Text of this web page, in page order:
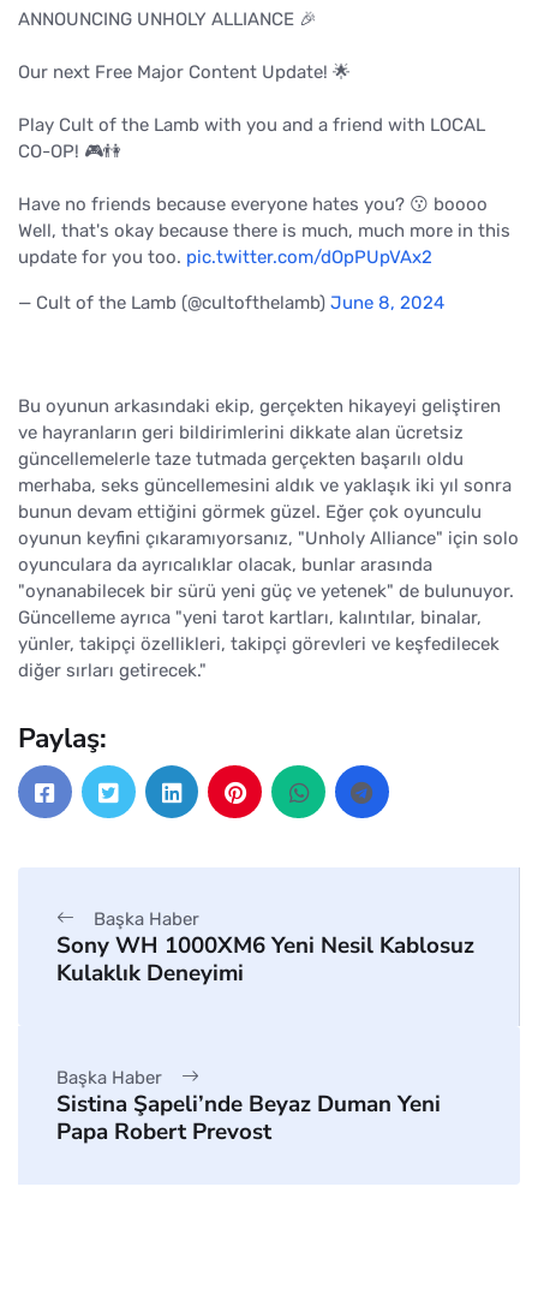
ANNOUNCING UNHOLY ALLIANCE 🎉
Our next Free Major Content Update! 🌟
Play Cult of the Lamb with you and a friend with LOCAL
CO-OP! 🎮👫
Have no friends because everyone hates you? 😗 boooo
Well, that's okay because there is much, much more in this
update for you too. pic.twitter.com/dOpPUpVAx2
— Cult of the Lamb (@cultofthelamb) June 8, 2024
Bu oyunun arkasındaki ekip, gerçekten hikayeyi geliştiren
ve hayranların geri bildirimlerini dikkate alan ücretsiz
güncellemelerle taze tutmada gerçekten başarılı oldu
merhaba, seks güncellemesini aldık ve yaklaşık iki yıl sonra
bunun devam ettiğini görmek güzel. Eğer çok oyunculu
oyunun keyfini çıkaramıyorsanız, "Unholy Alliance" için solo
oyunculara da ayrıcalıklar olacak, bunlar arasında
"oynanabilecek bir sürü yeni güç ve yetenek" de bulunuyor.
Güncelleme ayrıca "yeni tarot kartları, kalıntılar, binalar,
yünler, takipçi özellikleri, takipçi görevleri ve keşfedilecek
diğer sırları getirecek."
Paylaş:
Başka Haber
Sony WH 1000XM6 Yeni Nesil Kablosuz
Kulaklık Deneyimi
Başka Haber
Sistina Şapeli’nde Beyaz Duman Yeni
Papa Robert Prevost